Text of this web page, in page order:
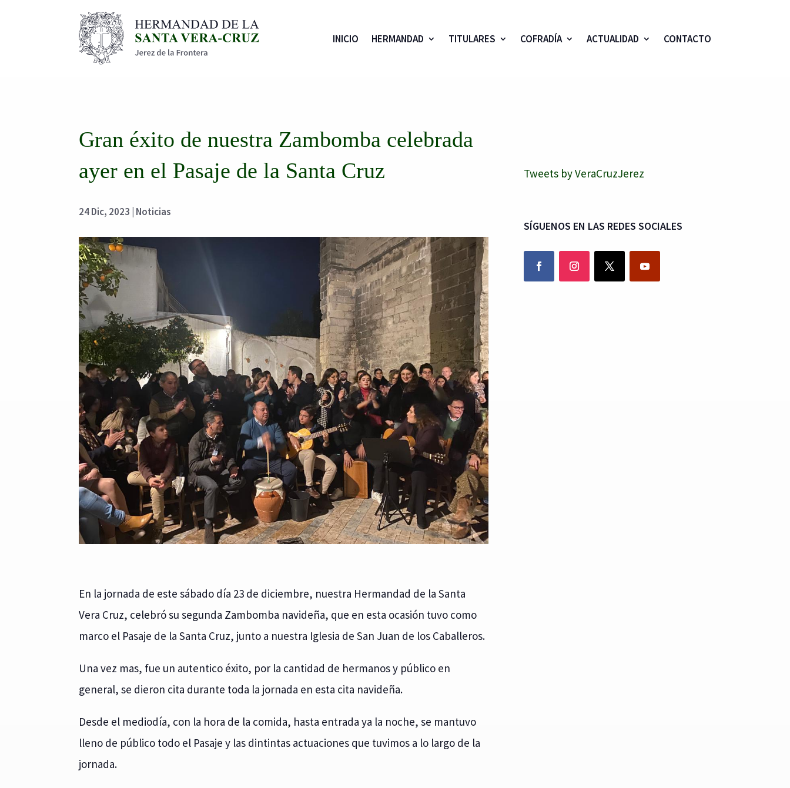
INICIO HERMANDAD TITULARES COFRADÍA ACTUALIDAD CONTACTO
Gran éxito de nuestra Zambomba celebrada
ayer en el Pasaje de la Santa Cruz
24 Dic, 2023 Noticias
En la jornada de este sábado día 23 de diciembre, nuestra Hermandad de la Santa
Vera Cruz, celebró su segunda Zambomba navideña, que en esta ocasión tuvo como
marco el Pasaje de la Santa Cruz, junto a nuestra Iglesia de San Juan de los Caballeros.
Una vez mas, fue un autentico éxito, por la cantidad de hermanos y público en
general, se dieron cita durante toda la jornada en esta cita navideña.
Desde el mediodía, con la hora de la comida, hasta entrada ya la noche, se mantuvo
lleno de público todo el Pasaje y las dintintas actuaciones que tuvimos a lo largo de la
jornada.
Tweets by VeraCruzJerez
SÍGUENOS EN LAS REDES SOCIALES